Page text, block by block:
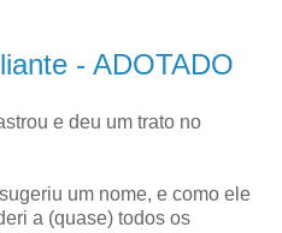
- ADOTADO
e deu um trato no
um nome, e como ele
a (quase) todos os